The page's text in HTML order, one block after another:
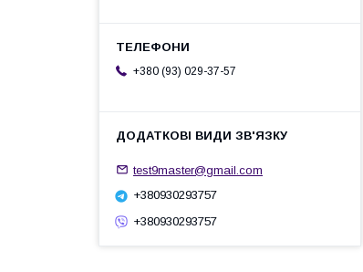
+380 (93) 029-37-57
test9master@gmail.com
+380930293757
+380930293757